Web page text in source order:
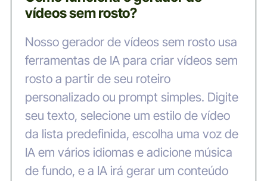
vídeos sem rosto?
Nosso gerador de vídeos sem rosto usa
ferramentas de IA para criar vídeos sem
rosto a partir de seu roteiro
personalizado ou prompt simples. Digite
seu texto, selecione um estilo de vídeo
da lista predefinida, escolha uma voz de
IA em vários idiomas e adicione música
de fundo, e a IA irá gerar um conteúdo